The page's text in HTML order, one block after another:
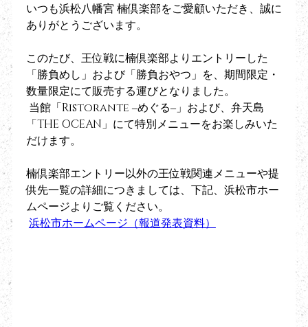
いつも浜松八幡宮 楠倶楽部をご愛顧いただき、誠に
ありがとうございます。
このたび、王位戦に楠倶楽部よりエントリーした
「勝負めし」および「勝負おやつ」を、期間限定・
数量限定にて販売する運びとなりました。
「THE OCEAN」にて特別メニューをお楽しみいた
だけます。
楠倶楽部エントリー以外の王位戦関連メニューや提
供先一覧の詳細につきましては、下記、浜松市ホー
ムページよりご覧ください。
浜松市ホームページ（報道発表資料）